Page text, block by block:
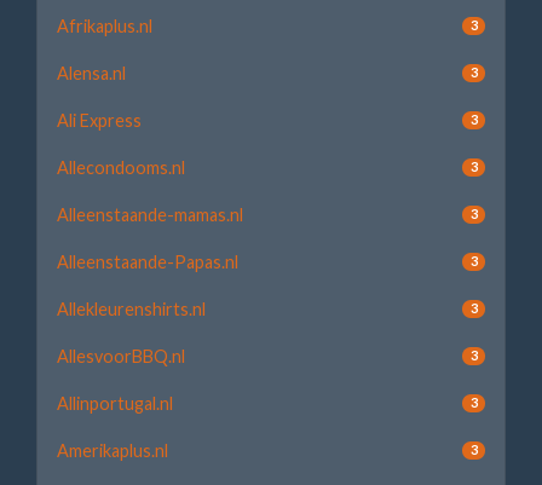
Afrikaplus.nl 3
Alensa.nl 3
Ali Express 3
Allecondooms.nl 3
Alleenstaande-mamas.nl 3
Alleenstaande-Papas.nl 3
Allekleurenshirts.nl 3
AllesvoorBBQ.nl 3
Allinportugal.nl 3
Amerikaplus.nl 3